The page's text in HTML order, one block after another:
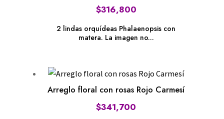
$316,800
2 lindas orquídeas Phalaenopsis con
matera. La imagen no...
Arreglo floral con rosas Rojo Carmesí
$341,700